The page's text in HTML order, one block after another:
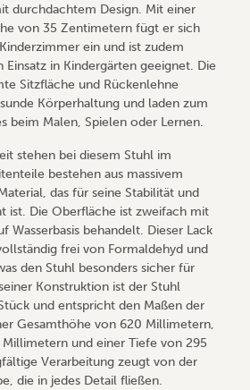
durchdachtem Design. Mit einer
von 35 Zentimetern fügt er sich
ein und ist zudem
Einsatz in Kindergärten geeignet. Die
Sitzfläche und Rückenlehne
Körperhaltung und laden zum
beim Malen, Spielen oder Lernen.
stehen bei diesem Stuhl im
bestehen aus massivem
das für seine Stabilität und
ist. Die Oberfläche ist zweifach mit
Wasserbasis behandelt. Dieser Lack
frei von Formaldehyd und
den Stuhl besonders sicher für
Konstruktion ist der Stuhl
und entspricht den Maßen der
Gesamthöhe von 620 Millimetern,
und einer Tiefe von 295
Verarbeitung zeugt von der
die in jedes Detail fließen.